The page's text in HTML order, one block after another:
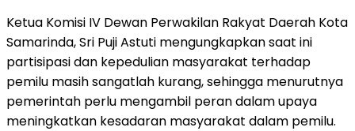
Ketua Komisi IV Dewan Perwakilan Rakyat Daerah Kota
Samarinda, Sri Puji Astuti mengungkapkan saat ini
partisipasi dan kepedulian masyarakat terhadap
pemilu masih sangatlah kurang, sehingga menurutnya
pemerintah perlu mengambil peran dalam upaya
meningkatkan kesadaran masyarakat dalam pemilu.